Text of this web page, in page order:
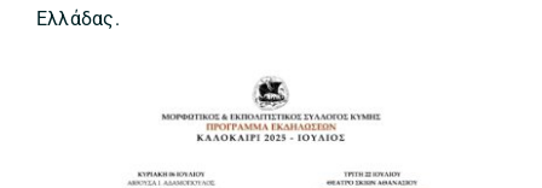
Ελλάδας.